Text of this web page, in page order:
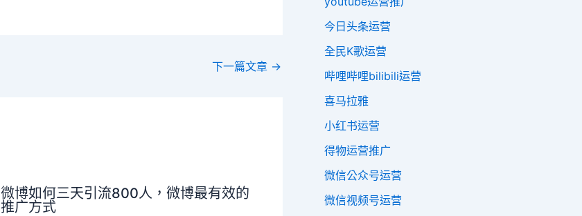
下一篇文章 →
微博如何三天引流800人，微博最有效的
推广方式
今日头条运营
全民K歌运营
哔哩哔哩bilibili运营
喜马拉雅
小红书运营
得物运营推广
微信公众号运营
微信视频号运营